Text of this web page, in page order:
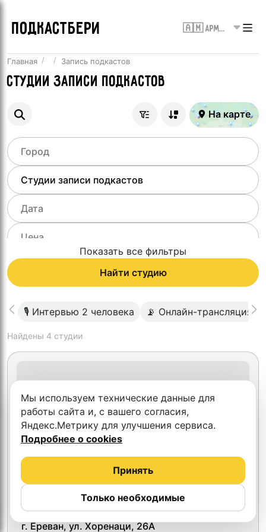
ПОДКАСТБЕРИ 🇦🇲 Армения
Главная Запись подкастов
Студии записи подкастов
На карте
Показать все фильтры
Найти студию
🎙 Интервью 2 человека 📡 Онлайн-трансляция
Найдены 4 студии
Lumetri Production
г. Ереван, ул. Хоренаци, 26А
Мы используем технические данные для
работы сайта и, с вашего согласия,
Яндекс.Метрику для улучшения сервиса.
Подробнее о cookies
Только необходимые
Принять